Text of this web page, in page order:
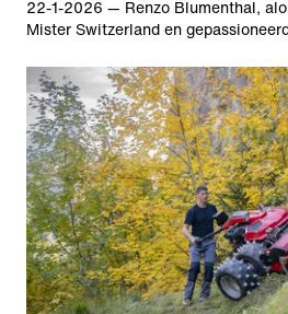
22-1-2026 — Renzo Blumenthal,
Mister Switzerland en